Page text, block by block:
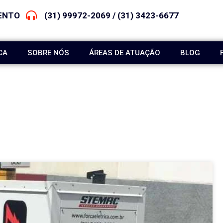
(31) 99972-2069 / (31) 3423-6677
SOBRE NÓS ÁREAS DE ATUAÇÃO BLOG